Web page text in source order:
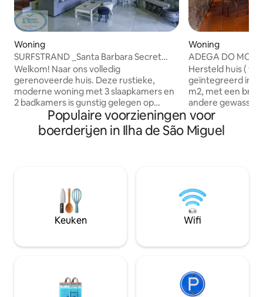
Woning
SURFSTRAND _Santa Barbara Secret
Gardens(RAL-1155)
Welkom! Naar ons volledig
gerenoveerde huis. Deze rustieke,
moderne woning met 3 slaapkamers en
2 badkamers is gunstig gelegen op
loopafstand van het strand van Santa
Barbara en brengt de schoonheid van
het land, de zee en de lucht van Sao
boerderijgootsteen en roestvrijstalen
apparatuur. Perfect voor een grote
familie of twee families, want er kunnen
comfortabel acht personen verblijven.
in het hele huis.
Woning
ADEGA DO MOTA
Hersteld huis (
geïntegreerd in
m2, met een
andere
uitzicht op zee
een zeer ruime
voor gezinnen
de nabije
Gelegen aan de
São Miguel, met
tot Ponta
Populaire voorzieningen voor
boerderijen in Ilha de São Miguel
Keuken Wifi